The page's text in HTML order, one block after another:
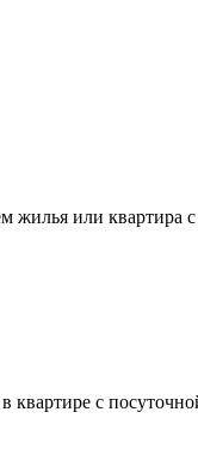
жилья или
квартире с